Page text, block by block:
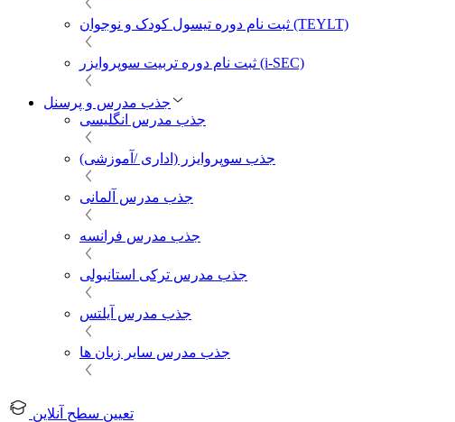
ثبت نام دوره تیسول کودک و نوجوان (TEYLT)
ثبت نام دوره تربیت سوپروایزر (i-SEC)
جذب مدرس و پرسنل
جذب مدرس انگلیسی
جذب سوپروایزر (اداری /آموزشی)
جذب مدرس آلمانی
جذب مدرس فرانسه
جذب مدرس ترکی استانبولی
جذب مدرس آیلتس
جذب مدرس سایر زبان ها
تعیین سطح آنلاین